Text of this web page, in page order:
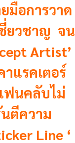
มือการวาด
ชี่ยวชาญ จน
Artist’
แรคเตอร์
ฟนคลับไม่
ตีความ
Line ‘